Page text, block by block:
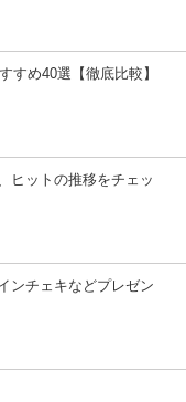
すめ40選【徹底比較】
ヒットの推移をチェッ
ンチェキなどプレゼン